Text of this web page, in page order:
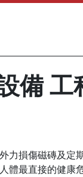
備 工
力損傷磁磚及
體最直接的健康危